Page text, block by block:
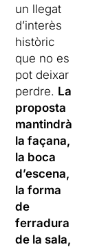
un llegat
d’interès
històric
que no es
pot deixar
perdre. La
proposta
mantindrà
la façana,
la boca
d’escena,
la forma
de
ferradura
de la sala,